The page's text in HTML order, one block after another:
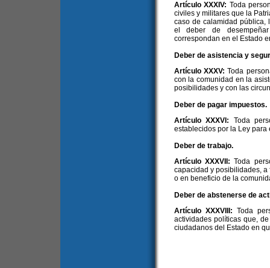
Artículo XXXIV: Toda
civiles y militares que la
caso de calamidad pública,
el deber de
correspondan en el Estado
Deber de asistencia y
Artículo XXXV:Toda
con la comunidad en la
posibilidades y con las
Deber de pagar impuestos.
Artículo XXXVI: Toda
establecidos por la Ley
Deber de trabajo.
Artículo XXXVII:Toda
capacidad y posibilidades,
o en beneficio de la
Deber de abstenerse de
Artículo XXXVIII: Toda
actividades políticas que,
ciudadanos del Estado en